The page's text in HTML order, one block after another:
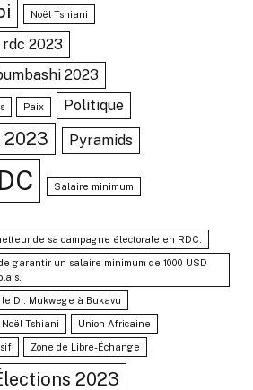
Noël Tshiani
2023
2023
Paix Politique
2023 Pyramids
Salaire minimum
de sa campagne électorale en RDC.
garantir un salaire minimum de 1000 USD
Dr. Mukwege à Bukavu
Tshiani Union Africaine
Zone de Libre-Échange
2023